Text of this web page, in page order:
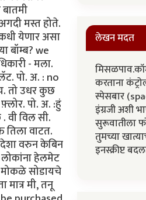
मस्त होते.
येणार असा
बॉम्ब? we
- मला.
पो. अ. : no
तो उधर कुछ
पो. अ. :हुं
वी विल सी.
तिला वाटत.
वरुन केबिन
हेलमेट
सोडायचे
मात्र मी, तनू
लेखन मदत
करताना
स्पेसबार
इंग्रजी अशी
सुरूवातीला
तुमच्या
इनस्क्रीप्ट